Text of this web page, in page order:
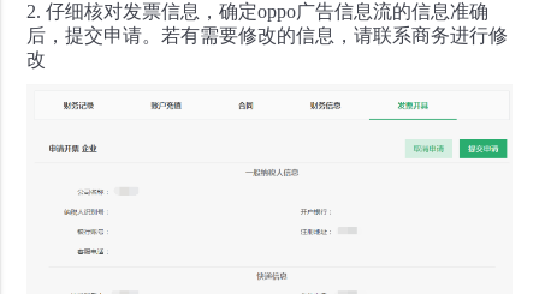
2. 仔细核对发票信息，确定oppo广告信息流的信息准确
后，提交申请。若有需要修改的信息，请联系商务进行修
改